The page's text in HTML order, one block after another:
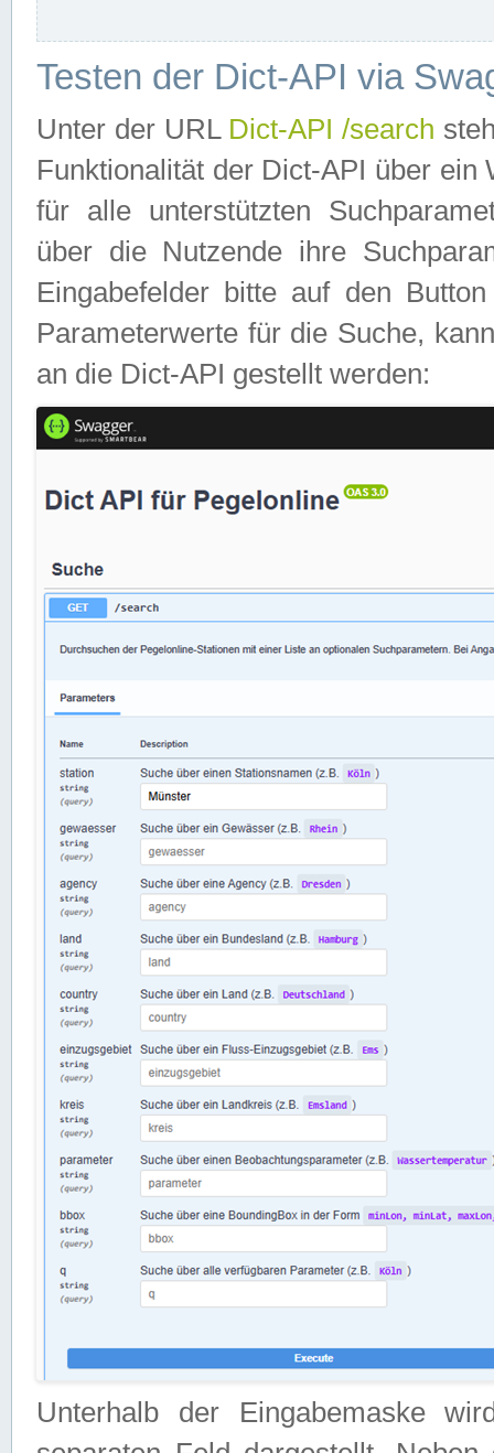
Testen der Dict-API via
Unter der URL Dict-API /search
Funktionalität der Dict-API über
für alle unterstützten
über die Nutzende ihre
Eingabefelder bitte auf den
Parameterwerte für die Suche,
an die Dict-API gestellt werden:
Unterhalb der Eingabemaske